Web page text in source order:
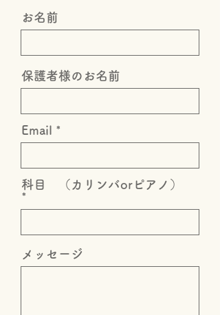
お名前
保護者様のお名前
Email
科目 （カリンバorピアノ）
メッセージ